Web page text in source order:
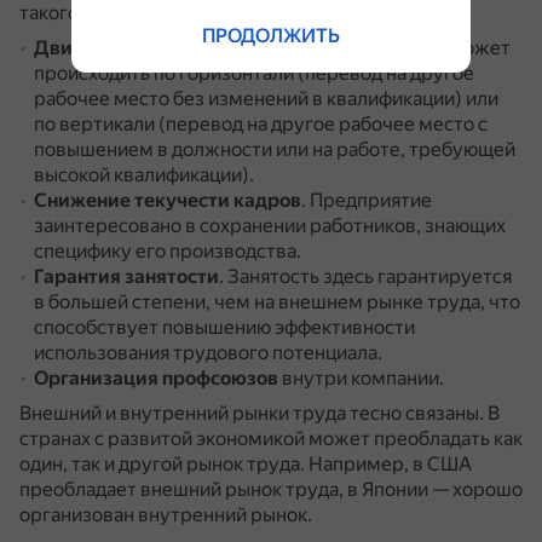
такого рынка:
Движение кадров внутри предприятия
Это может
происходить по горизонтали (перевод на другое
рабочее место без изменений в квалификации) или
по вертикали (перевод на другое рабочее место с
повышением в должности или на работе, требующей
высокой квалификации).
Снижение текучести кадров. Предприятие
заинтересовано в сохранении работников, знающих
специфику его производства.
Гарантия занятости. Занятость здесь гарантируется
в большей степени, чем на внешнем рынке труда, что
способствует повышению эффективности
использования трудового потенциала.
Организация профсоюзов внутри компании.
Внешний и внутренний рынки труда тесно связаны. В
странах с развитой экономикой может преобладать как
один, так и другой рынок труда. Например, в США
преобладает внешний рынок труда, в Японии — хорошо
организован внутренний рынок.
ПРОДОЛЖИТЬ